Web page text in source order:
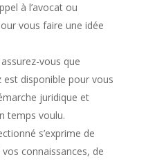
à l’avocat ou
vous faire une idée
vous que
est disponible pour vous
juridique et
temps voulu.
s’exprime de
connaissances, de